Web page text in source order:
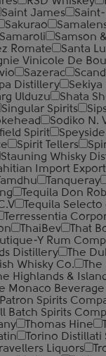
Saint James
Sakurao
Samaroli
Samson
Romate Santa
Vinicole De
Sazerac
Distillery
Ulduzu Shata
Singular Spirits
Sodiko N.
Spirit
Spirit Tellers
Stauning Whisky
Import Export
Tamdhu Tanqueray
Tequila Don
Tequila
Terressentia
ThaiBev
That
Y Rum
Distillery
The
Whisky Co.
Highlands &
Monaco
Patron Spirits
Batch Spirits
Thomas Hine
Torino Distillati
Travellers Liquors